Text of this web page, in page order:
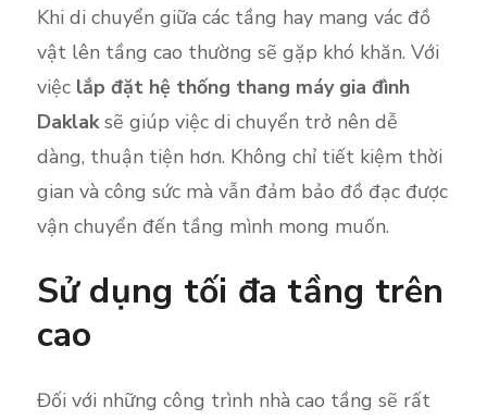
Khi di chuyển giữa các tầng hay mang vác đồ
vật lên tầng cao thường sẽ gặp khó khăn. Với
việc lắp đặt hệ thống thang máy gia đình
Daklaksẽ giúp việc di chuyển trở nên dễ
dàng, thuận tiện hơn. Không chỉ tiết kiệm thời
gian và công sức mà vẫn đảm bảo đồ đạc được
vận chuyển đến tầng mình mong muốn.
Sử dụng tối đa tầng trên
cao
Đối với những công trình nhà cao tầng sẽ rất